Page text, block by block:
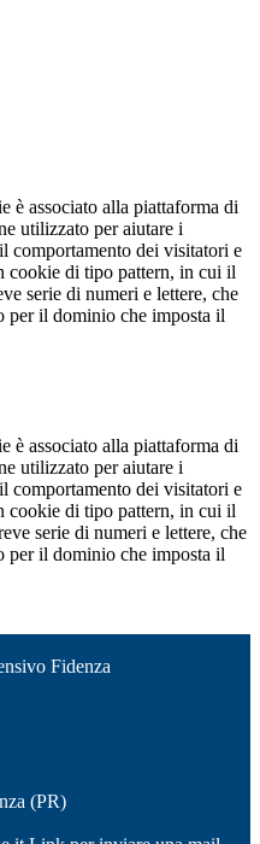
è associato alla piattaforma di
utilizzato per aiutare i
comportamento dei visitatori e
cookie di tipo pattern, in cui il
serie di numeri e lettere, che
per il dominio che imposta il
è associato alla piattaforma di
utilizzato per aiutare i
comportamento dei visitatori e
cookie di tipo pattern, in cui il
serie di numeri e lettere, che
per il dominio che imposta il
Fidenza
(PR)